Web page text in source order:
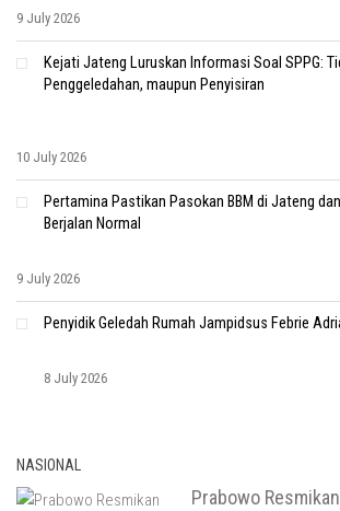
9 July 2026
Kejati Jateng Luruskan Informasi Soal SPPG:
Penggeledahan, maupun Penyisiran
10 July 2026
Pertamina Pastikan Pasokan BBM di Jateng
Berjalan Normal
9 July 2026
Penyidik Geledah Rumah Jampidsus Febrie
8 July 2026
NASIONAL
Prabowo